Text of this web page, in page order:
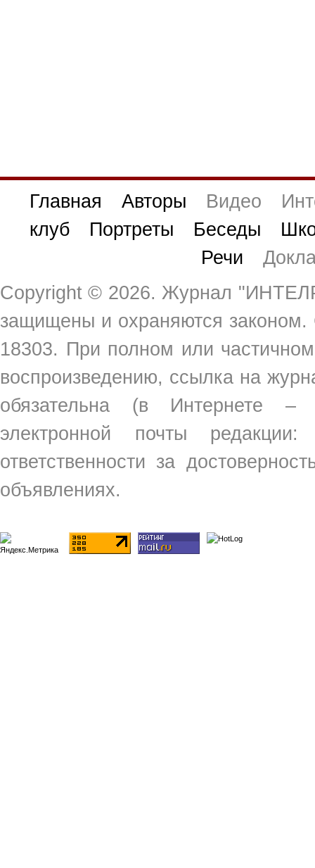
Главная Авторы Видео
клуб
Портреты Беседы
Речи
Copyright © 2026. Журнал
защищены и охраняются
18303. При полном или
воспроизведению, ссылка на
обязательна (в Интернете
электронной почты
ответственности за
объявлениях.